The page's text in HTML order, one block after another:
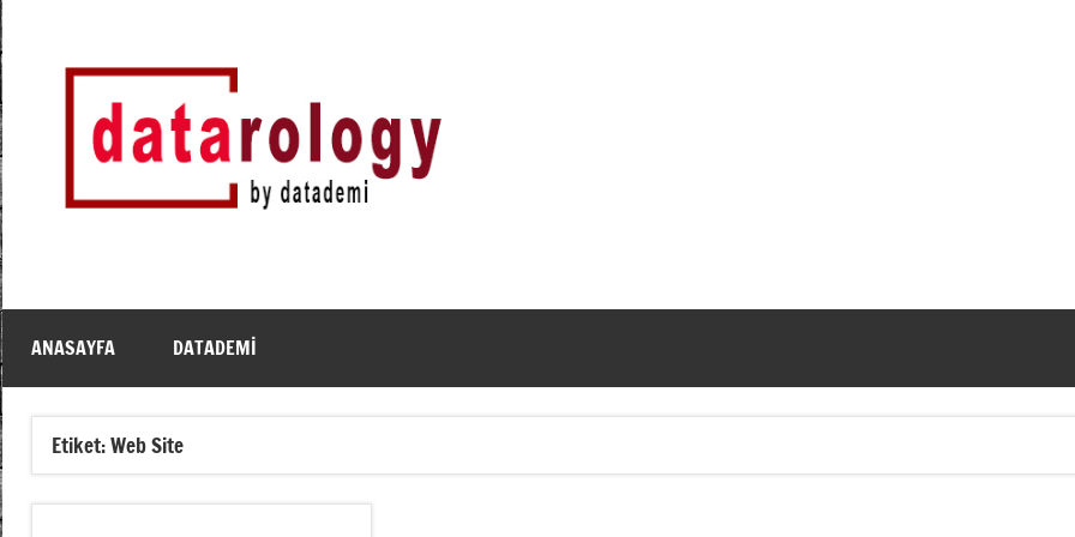
İçeriğe
geç
DATArology
by
datademi
DATA-
ANASAYFA DATADEMI
Etiket:Web Site